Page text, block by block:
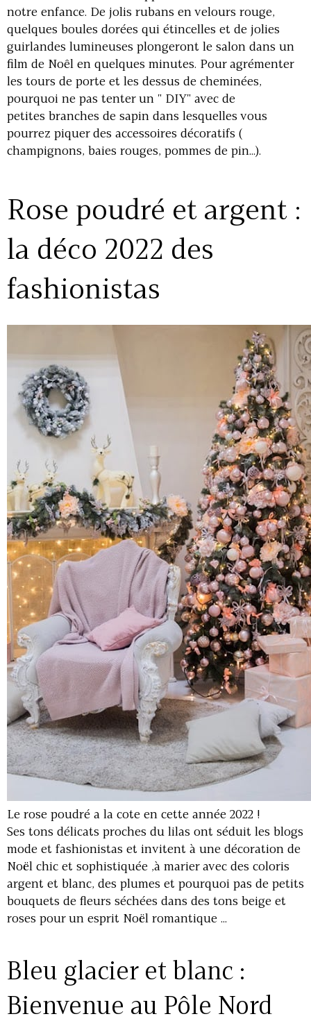
notre enfance. De jolis rubans en velours rouge,
quelques boules dorées qui étincelles et de jolies
guirlandes lumineuses plongeront le salon dans un
film de Noêl en quelques minutes. Pour agrémenter
les tours de porte et les dessus de cheminées,
pourquoi ne pas tenter un " DIY" avec de
petites branches de sapin dans lesquelles vous
pourrez piquer des accessoires décoratifs (
champignons, baies rouges, pommes de pin...).
Rose poudré et argent :
la déco 2022 des
fashionistas
Le rose poudré a la cote en cette année 2022 !
Ses tons délicats proches du lilas ont séduit les blogs
mode et fashionistas et invitent à une décoration de
Noël chic et sophistiquée ,à marier avec des coloris
argent et blanc, des plumes et pourquoi pas de petits
bouquets de fleurs séchées dans des tons beige et
roses pour un esprit Noël romantique ...
Bleu glacier et blanc :
Bienvenue au Pôle Nord